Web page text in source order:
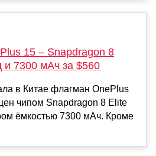
15 – Snapdragon 8
и 7300 мАч за $560
в Китае флагман OnePlus
чипом Snapdragon 8 Elite
ёмкостью 7300 мАч. Кроме